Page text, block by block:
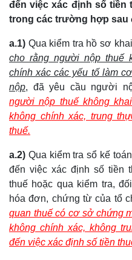
đến việc xác định số tiền
trong các trường hợp sau
a.1) Qua kiểm tra hồ sơ
cho rằng người nộp thuế
chính xác các yếu tố làm
nộp, đã yêu cầu người
người nộp thuế không
không chính xác, trung
thuế.
a.2) Qua kiểm tra sổ kế
đến việc xác định số tiền
thuế hoặc qua kiểm tra,
hóa đơn, chứng từ của tổ
quan thuế có cơ sở chứng
không chính xác, không
đến việc xác định số tiền